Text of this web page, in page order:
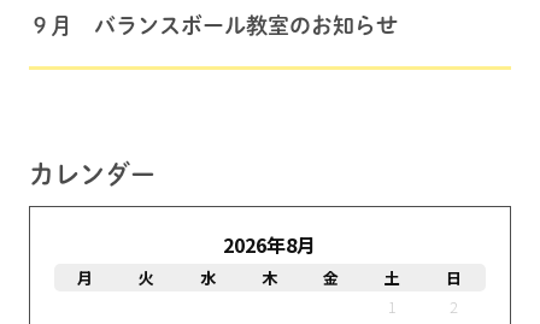
９月 バランスボール教室のお知らせ
カレンダー
2026年8月
月 火 水 木 金 土
日
1
2